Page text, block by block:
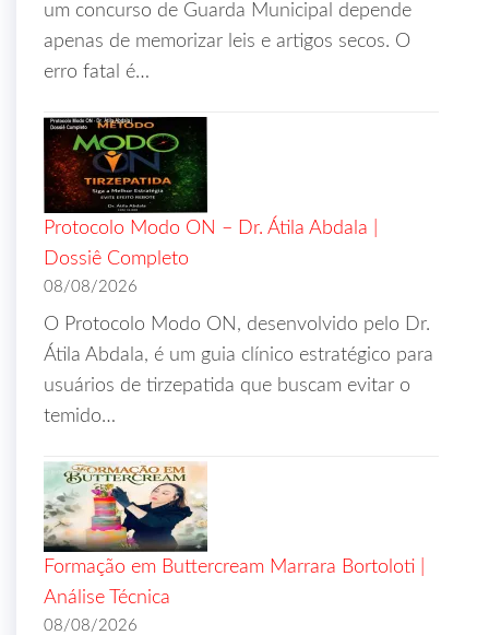
um concurso de Guarda Municipal depende
apenas de memorizar leis e artigos secos. O
erro fatal é…
Protocolo Modo ON – Dr. Átila Abdala |
Dossiê Completo
08/08/2026
O Protocolo Modo ON, desenvolvido pelo Dr.
Átila Abdala, é um guia clínico estratégico para
usuários de tirzepatida que buscam evitar o
temido…
Formação em Buttercream Marrara Bortoloti |
Análise Técnica
08/08/2026